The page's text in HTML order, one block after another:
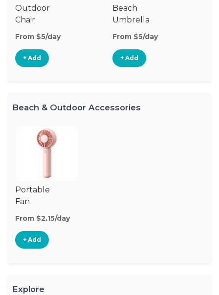
Outdoor
Chair
From $5/day
+ Add
Beach
Umbrella
From $5/day
+ Add
Beach & Outdoor Accessories
Portable
Fan
From $2.15/day
+ Add
Explore